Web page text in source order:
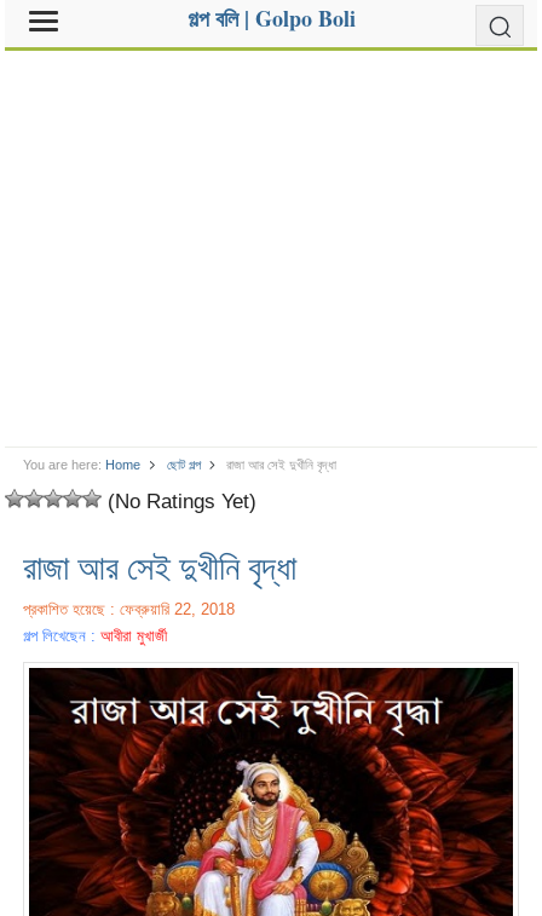
গল্প বলি | Golpo Boli
You are here: Home ছোট গল্প রাজা আর সেই দুখীনি বৃদ্ধা
(No Ratings Yet)
রাজা আর সেই দুখীনি বৃদ্ধা
প্রকাশিত হয়েছে : ফেব্রুয়ারি 22, 2018
গল্প লিখেছেন :আবীরা মুখার্জী